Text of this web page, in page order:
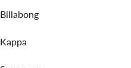
Billabong
Kappa